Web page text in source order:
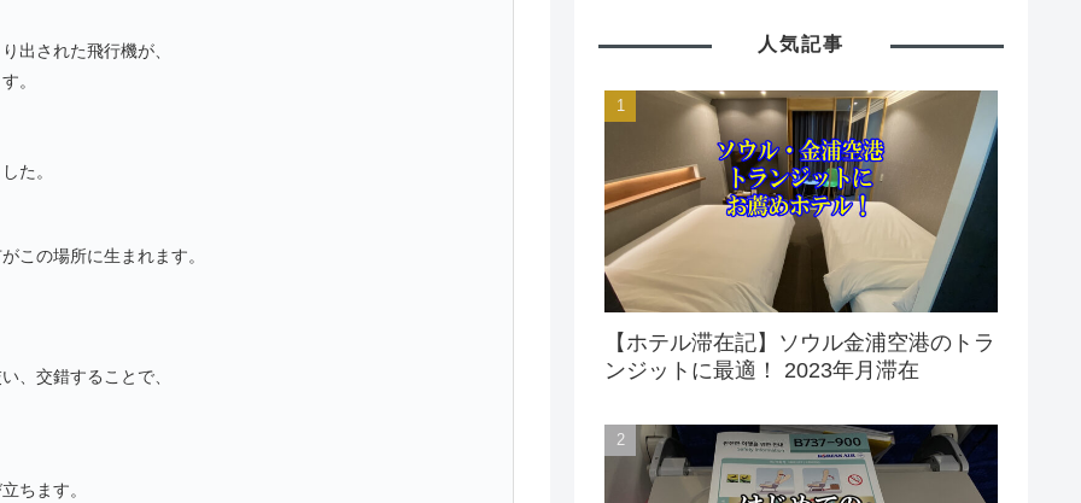
出された飛行機が、
。
た。
この場所に生まれます。
、交錯することで、
ちます。
人気記事
【ホテル滞在記】ソウル金浦空港のトラ
ンジットに最適！ 2023年月滞在